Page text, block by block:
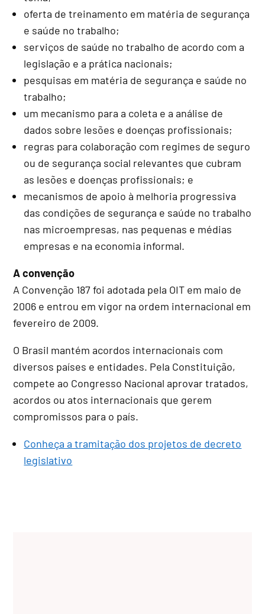
oferta de treinamento em matéria de segurança
e saúde no trabalho;
serviços de saúde no trabalho de acordo com a
legislação e a prática nacionais;
pesquisas em matéria de segurança e saúde no
trabalho;
um mecanismo para a coleta e a análise de
dados sobre lesões e doenças profissionais;
regras para colaboração com regimes de seguro
ou de segurança social relevantes que cubram
as lesões e doenças profissionais; e
mecanismos de apoio à melhoria progressiva
das condições de segurança e saúde no trabalho
nas microempresas, nas pequenas e médias
empresas e na economia informal.
A convenção
A Convenção 187 foi adotada pela OIT em maio de
2006 e entrou em vigor na ordem internacional em
fevereiro de 2009.
O Brasil mantém acordos internacionais com
diversos países e entidades. Pela Constituição,
compete ao Congresso Nacional aprovar tratados,
acordos ou atos internacionais que gerem
compromissos para o país.
Conheça a tramitação dos projetos de decreto
legislativo